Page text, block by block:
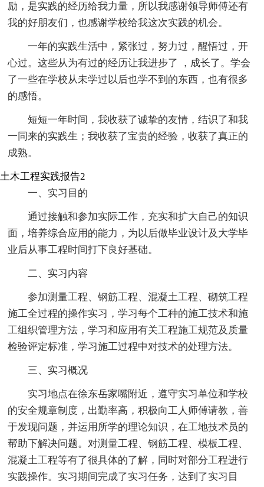
励，是实践的经历给我力量，所以我感谢领导师傅还有
我的好朋友们，也感谢学校给我这次实践的机会。
一年的实践生活中，紧张过，努力过，醒悟过，开
心过。这些从为有过的经历让我进步了 ，成长了。学会
了一些在学校从未学过以后也学不到的东西，也有很多
的感悟。
短短一年时间，我收获了诚挚的友情，结识了和我
一同来的实践生；我收获了宝贵的经验，收获了真正的
成熟。
土木工程实践报告2
一、实习目的
通过接触和参加实际工作，充实和扩大自己的知识
面，培养综合应用的能力，为以后做毕业设计及大学毕
业后从事工程时间打下良好基础。
二、实习内容
参加测量工程、钢筋工程、混凝土工程、砌筑工程
施工全过程的操作实习，学习每个工种的施工技术和施
工组织管理方法，学习和应用有关工程施工规范及质量
检验评定标准，学习施工过程中对技术的处理方法。
三、实习概况
实习地点在徐东岳家嘴附近，遵守实习单位和学校
的安全规章制度，出勤率高，积极向工人师傅请教，善
于发现问题，并运用所学的理论知识，在工地技术员的
帮助下解决问题。对测量工程、钢筋工程、模板工程、
混凝土工程等有了很具体的了解，同时对部分工程进行
实践操作。实习期间完成了实习任务，达到了实习目